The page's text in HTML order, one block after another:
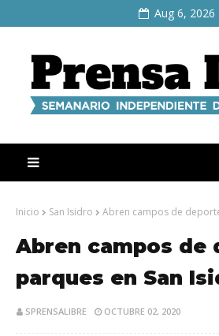
Aug 6, 2026
Inicio San Isidro Abren campos de
Abren campos de
parques en San
SPRENSALIBRE OCTUBRE 02, 2020